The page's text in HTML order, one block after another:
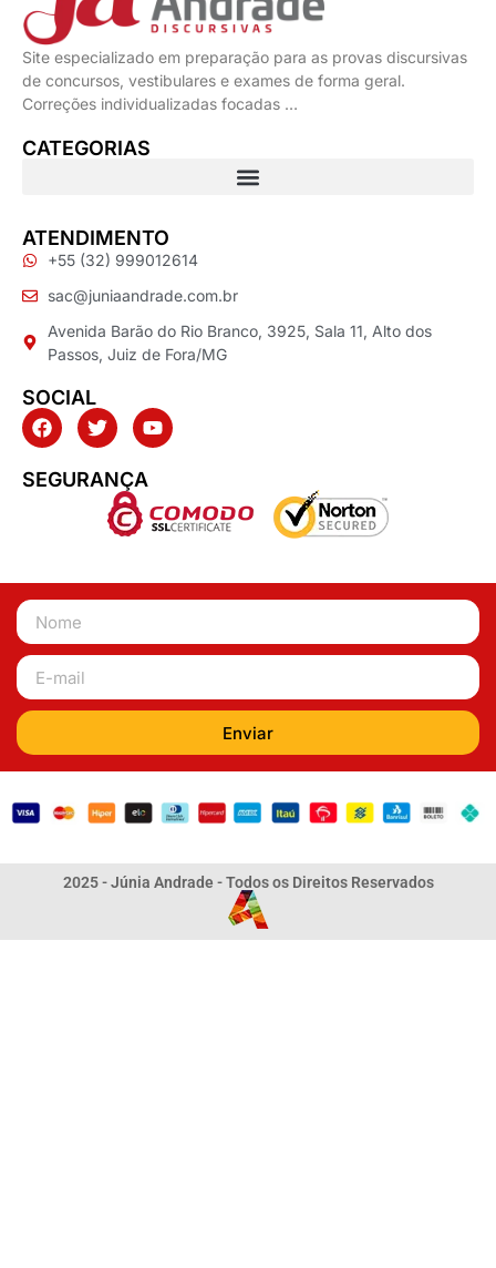
Site especializado em preparação para as provas discursivas
de concursos, vestibulares e exames de forma geral.
Correções individualizadas focadas …
CATEGORIAS
ATENDIMENTO
+55 (32) 999012614
sac@juniaandrade.com.br
Avenida Barão do Rio Branco, 3925, Sala 11, Alto dos
Passos, Juiz de Fora/MG
SOCIAL
SEGURANÇA
Enviar
2025 - Júnia Andrade - Todos os Direitos Reservados